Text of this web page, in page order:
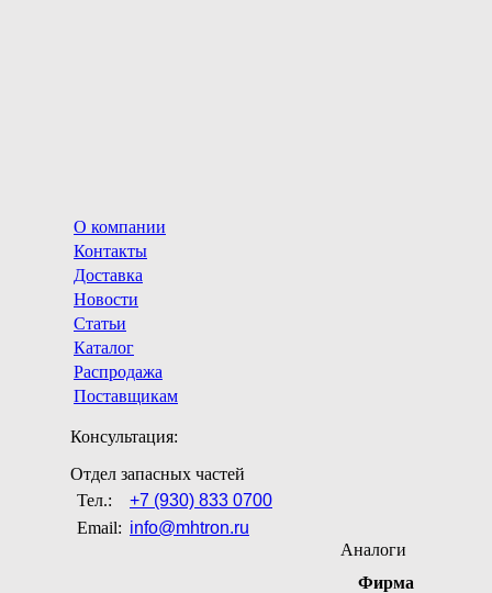
О компании
Контакты
Доставка
Новости
Статьи
Каталог
Распродажа
Поставщикам
Консультация:
Отдел запасных частей
Тел.:
+7 (930) 833 0700
Email: info@mhtron.ru
Аналоги
Фирма